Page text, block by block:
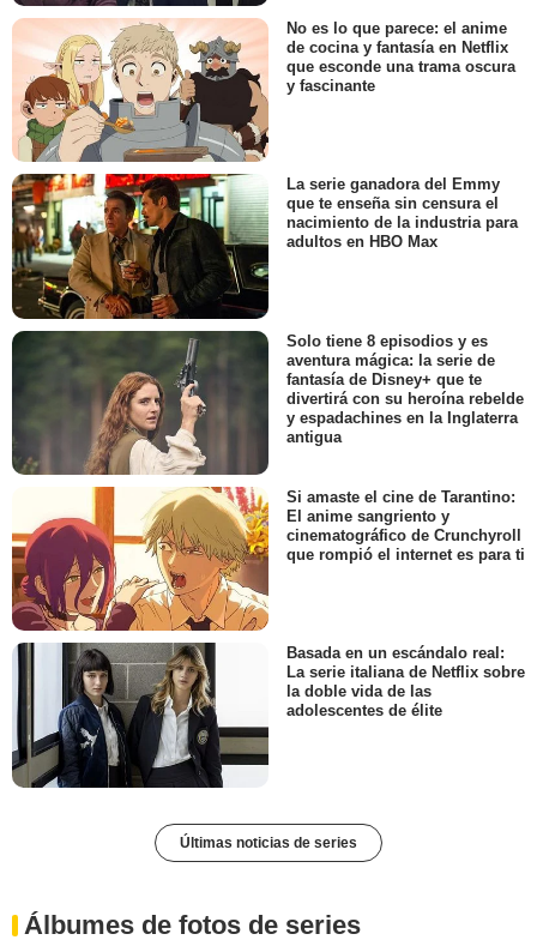
No es lo que parece: el anime
de cocina y fantasía en Netflix
que esconde una trama oscura
y fascinante
La serie ganadora del Emmy
que te enseña sin censura el
nacimiento de la industria para
adultos en HBO Max
Solo tiene 8 episodios y es
aventura mágica: la serie de
fantasía de Disney+ que te
divertirá con su heroína rebelde
y espadachines en la Inglaterra
antigua
Si amaste el cine de Tarantino:
El anime sangriento y
cinematográfico de Crunchyroll
que rompió el internet es para ti
Basada en un escándalo real:
La serie italiana de Netflix sobre
la doble vida de las
adolescentes de élite
Últimas noticias de series
Álbumes de fotos de series